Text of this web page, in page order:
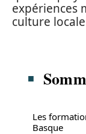
expériences
culture locale
Les
Basque